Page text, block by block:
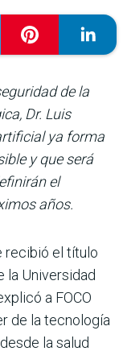
de la
Dr. Luis
ya forma
y que será
el
años.
recibió el título
la Universidad
a FOCO
de la tecnología
la salud